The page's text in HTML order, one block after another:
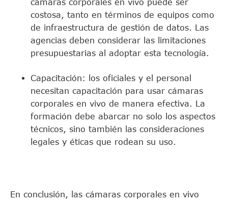
cámaras corporales en vivo puede ser
costosa, tanto en términos de equipos como
de infraestructura de gestión de datos. Las
agencias deben considerar las limitaciones
presupuestarias al adoptar esta tecnología.
Capacitación: los oficiales y el personal
necesitan capacitación para usar cámaras
corporales en vivo de manera efectiva. La
formación debe abarcar no solo los aspectos
técnicos, sino también las consideraciones
legales y éticas que rodean su uso.
En conclusión, las cámaras corporales en vivo